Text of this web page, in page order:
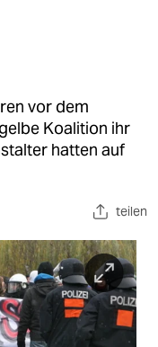
vor dem
Koalition ihr
hatten auf
teilen